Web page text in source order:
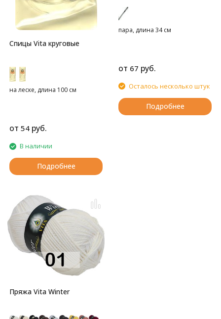
Спицы Vita круговые
на леске, длина 100 см
от 54 руб.
В наличии
Подробнее
пара, длина 34 см
от 67 руб.
Осталось несколько штук
Подробнее
Пряжа Vita Winter